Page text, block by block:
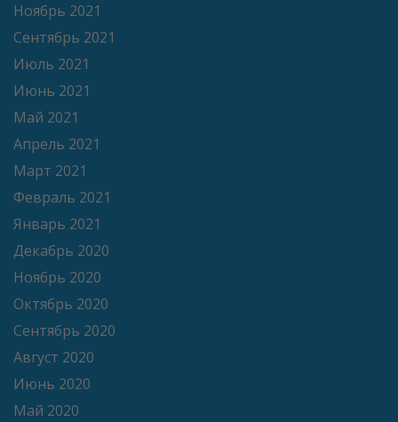
Ноябрь 2021
Сентябрь 2021
Июль 2021
Июнь 2021
Май 2021
Апрель 2021
Март 2021
Февраль 2021
Январь 2021
Декабрь 2020
Ноябрь 2020
Октябрь 2020
Сентябрь 2020
Август 2020
Июнь 2020
Май 2020